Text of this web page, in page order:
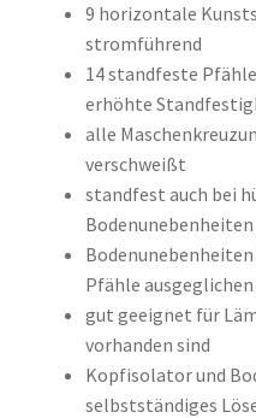
9 horizontale
stromführend
14 standfeste
erhöhte
alle
verschweißt
standfest auch bei
Bodenunebenheiten
Pfähle
gut geeignet für
vorhanden sind
Kopfisolator und
selbstständiges